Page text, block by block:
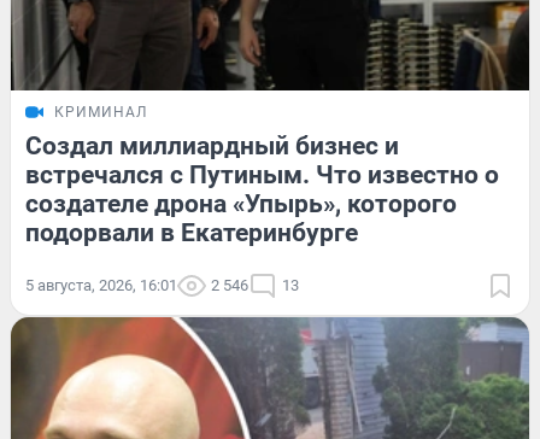
КРИМИНАЛ
Создал миллиардный бизнес и
встречался с Путиным. Что известно о
создателе дрона «Упырь», которого
подорвали в Екатеринбурге
5 августа, 2026, 16:01 2 546 13